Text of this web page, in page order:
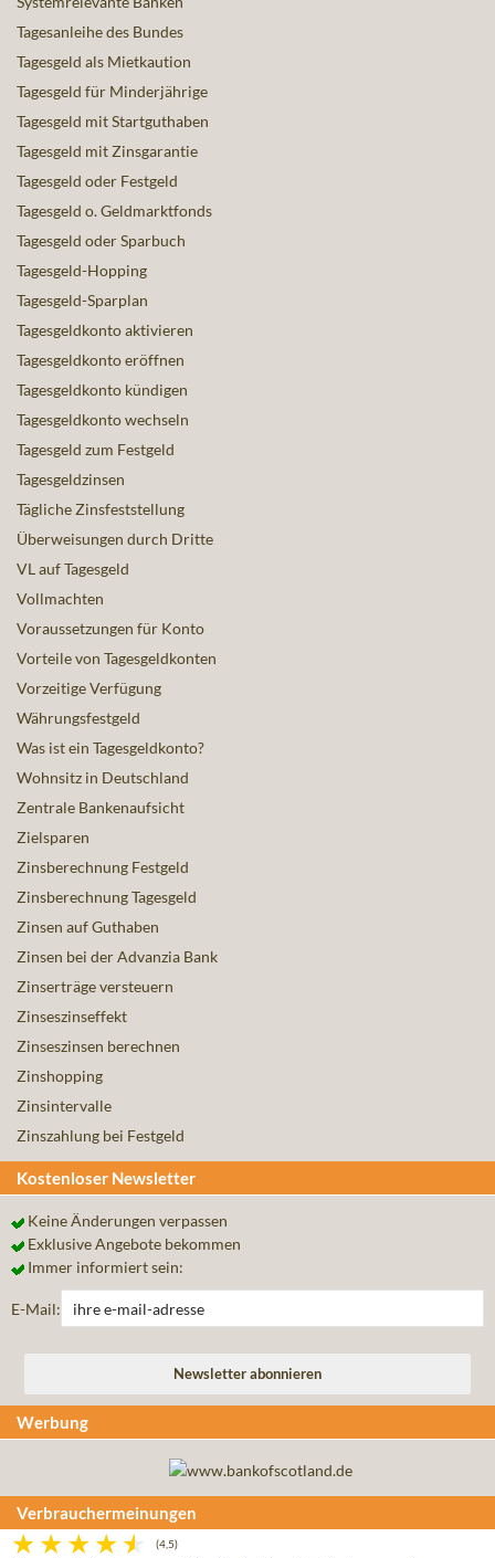
Tagesanleihe des Bundes
Tagesgeld als Mietkaution
Tagesgeld für Minderjährige
Tagesgeld mit Startguthaben
Tagesgeld mit Zinsgarantie
Tagesgeld oder Festgeld
Tagesgeld o. Geldmarktfonds
Tagesgeld oder Sparbuch
Tagesgeld-Hopping
Tagesgeld-Sparplan
Tagesgeldkonto aktivieren
Tagesgeldkonto eröffnen
Tagesgeldkonto kündigen
Tagesgeldkonto wechseln
Tagesgeld zum Festgeld
Tagesgeldzinsen
Tägliche Zinsfeststellung
Überweisungen durch Dritte
VL auf Tagesgeld
Vollmachten
Voraussetzungen für Konto
Vorteile von Tagesgeldkonten
Vorzeitige Verfügung
Währungsfestgeld
Was ist ein Tagesgeldkonto?
Wohnsitz in Deutschland
Zentrale Bankenaufsicht
Zielsparen
Zinsberechnung Festgeld
Zinsberechnung Tagesgeld
Zinsen auf Guthaben
Zinsen bei der Advanzia Bank
Zinserträge versteuern
Zinseszinseffekt
Zinseszinsen berechnen
Zinshopping
Zinsintervalle
Zinszahlung bei Festgeld
Kostenloser Newsletter
Keine Änderungen verpassen
Exklusive Angebote bekommen
Immer informiert sein:
E-Mail:
Werbung
Verbrauchermeinungen
(4,5)